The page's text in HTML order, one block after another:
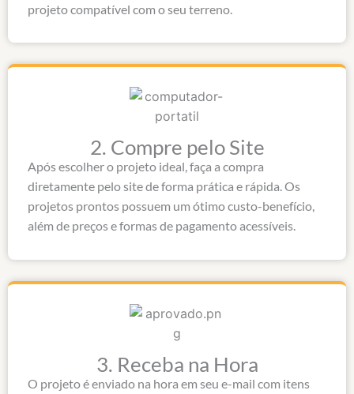
projeto compatível com o seu terreno.
2. Compre pelo Site​
Após escolher o projeto ideal, faça a compra
diretamente pelo site de forma prática e rápida. Os
projetos prontos possuem um ótimo custo-benefício,
além de preços e formas de pagamento acessíveis.​
3. Receba na Hora​
O projeto é enviado na hora em seu e-mail com itens